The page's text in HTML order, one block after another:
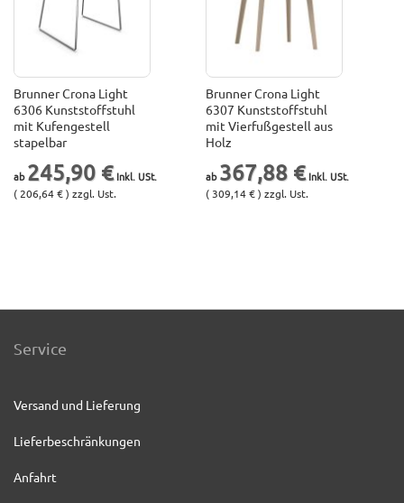
Brunner Crona Light
6306 Kunststoffstuhl
mit Kufengestell
stapelbar
245,90 €
( 206,64 € ) zzgl. Ust.
Brunner Crona Light
6307 Kunststoffstuhl
mit Vierfußgestell aus
Holz
367,88 €
( 309,14 € ) zzgl. Ust.
Service
Versand und Lieferung
Lieferbeschränkungen
Anfahrt